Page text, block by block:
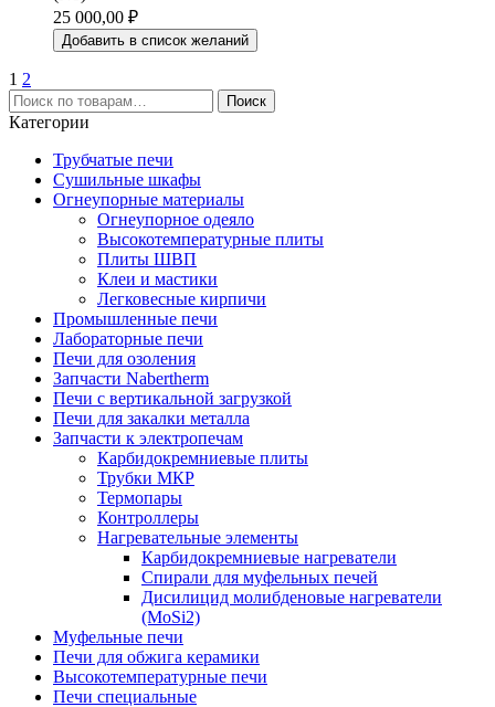
25 000,00 ₽
Добавить в список желаний
1 2
Искать:
Поиск
Категории
Трубчатые печи
Сушильные шкафы
Огнеупорные материалы
Огнеупорное одеяло
Высокотемпературные плиты
Плиты ШВП
Клеи и мастики
Легковесные кирпичи
Промышленные печи
Лабораторные печи
Печи для озоления
Запчасти Nabertherm
Печи с вертикальной загрузкой
Печи для закалки металла
Запчасти к электропечам
Карбидокремниевые плиты
Трубки МКР
Термопары
Контроллеры
Нагревательные элементы
Карбидокремниевые нагреватели
Спирали для муфельных печей
Дисилицид молибденовые нагреватели
(MoSi2)
Муфельные печи
Печи для обжига керамики
Высокотемпературные печи
Печи специальные